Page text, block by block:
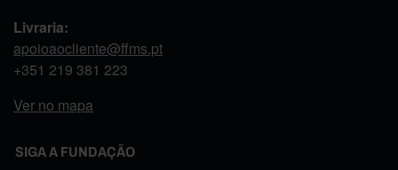
Livraria:
apoioaocliente@ffms.pt
+351 219 381 223
Ver no mapa
SIGA A FUNDAÇÃO